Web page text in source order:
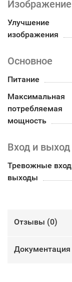
Изображение
Улучшение
изображения
Основное
Питание
Максимальная
потребляемая
мощность
Вход и выход
Тревожные
выходы
Отзывы (0)
Документация